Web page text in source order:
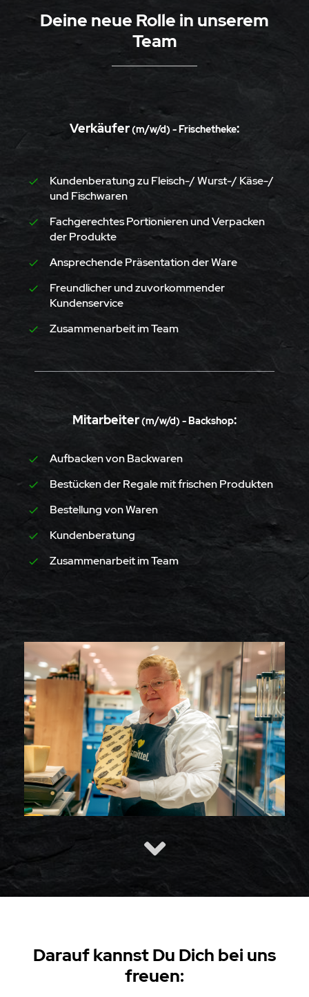
Deine neue Rolle in unserem
Team
Verkäufer(m/w/d) - Frischetheke:
Kundenberatung zu Fleisch-/ Wurst-/ Käse-/
und Fischwaren
Fachgerechtes Portionieren und Verpacken
der Produkte
Ansprechende Präsentation der Ware
Freundlicher und zuvorkommender
Kundenservice
Zusammenarbeit im Team
Mitarbeiter(m/w/d) - Backshop:
Aufbacken von Backwaren
Bestücken der Regale mit frischen Produkten
Bestellung von Waren
Kundenberatung
Zusammenarbeit im Team
Darauf kannst Du Dich bei uns
freuen: